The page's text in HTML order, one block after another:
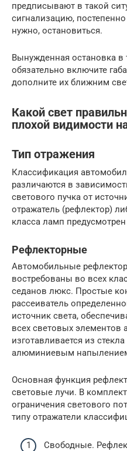
предписывают в такой
сигнализацию,
нужно, остановиться.
Вынужденная остановка в
обязательно включите
дополните их ближним
Какой свет
плохой видимости
Тип отражения
Классификация
различаются в
светового пучка от
отражатель (рефлектор)
класса ламп
Рефлекторные
Автомобильные
востребованы во всех
седанов люкс. Простые
рассеиватель
источник света,
всех световых элементов
изготавливается из
алюминиевым
Основная функция
световые лучи. В
ограничения светового
типу отражатели
Свободные.